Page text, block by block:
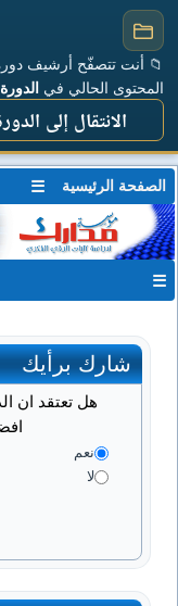
📁 أنت تتصفّح أرشيف
المحتوى الحالي في
الانتقال إلى
الصفحة الرئيسية ☰
☰
شارك برأيك
هل تعتقد ان
نعم
لا